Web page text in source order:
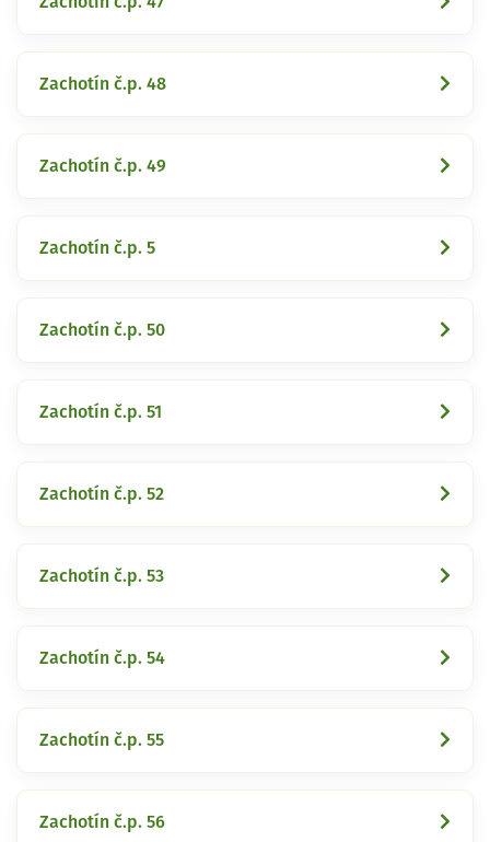
Zachotín č.p. 48
Zachotín č.p. 49
Zachotín č.p. 5
Zachotín č.p. 50
Zachotín č.p. 51
Zachotín č.p. 52
Zachotín č.p. 53
Zachotín č.p. 54
Zachotín č.p. 55
Zachotín č.p. 56